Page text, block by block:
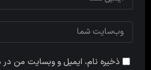
ذخیره نام، ایمیل و وبسایت من در